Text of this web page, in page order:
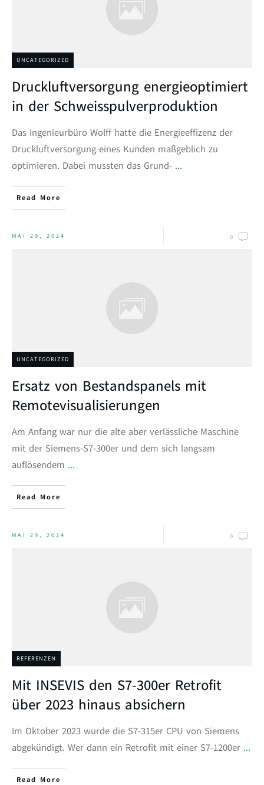
UNCATEGORIZED
Druckluftversorgung energieoptimiert
in der Schweisspulverproduktion
Das Ingenieurbüro Wolff hatte die Energieeffizenz der
Druckluftversorgung eines Kunden maßgeblich zu
optimieren. Dabei mussten das Grund- ...
Read More
MAI 29, 2024 0
UNCATEGORIZED
Ersatz von Bestandspanels mit
Remotevisualisierungen
Am Anfang war nur die alte aber verlässliche Maschine
mit der Siemens-S7-300er und dem sich langsam
auflösendem ...
Read More
MAI 29, 2024 0
REFERENZEN
Mit INSEVIS den S7-300er Retrofit
über 2023 hinaus absichern
Im Oktober 2023 wurde die S7-315er CPU von Siemens
abgekündigt. Wer dann ein Retrofit mit einer S7-1200er ...
Read More